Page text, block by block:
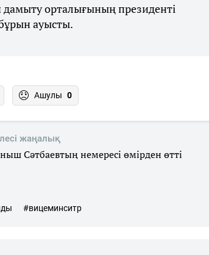
дамыту орталығының президенті
ауысты.
Ашулы 0
жаңалық
Сәтбаевтың немересі өмірден өтті
#вицеминситр